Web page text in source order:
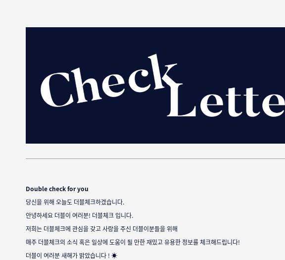
Double check for you
당신을 위해 오늘도 더블체크하겠습니다.
안녕하세요 더블이 여러분! 더블체크 입니다.
저희는 더블체크에 관심을 갖고 사랑을 주신 더블이분들을 위해
매주 더블체크의 소식 혹은 일상에 도움이 될 만한 재밌고 유용한 정보를 체크해드립니다!
더블이 여러분 새해가 밝았습니다 ! ☀